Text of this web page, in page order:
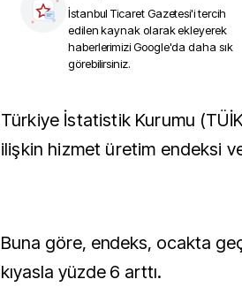
İstanbul Ticaret Gazetesi'i tercih
edilen kaynak olarak ekleyerek
haberlerimizi Google'da daha sık
görebilirsiniz.
Türkiye İstatistik Kurumu (TÜİK), ocak ayına
ilişkin hizmet üretim endeksi
Buna göre, endeks, ocakta
kıyasla yüzde 6 arttı.